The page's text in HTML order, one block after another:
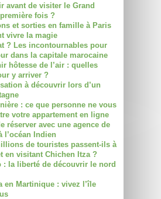
avant de visiter le Grand
fois ?
et sorties en famille à Paris
vivre la magie
? Les incontournables pour
dans la capitale marocaine
hôtesse de l’air : quelles
y arriver ?
à découvrir lors d’un
: ce que personne ne vous
votre appartement en ligne
réserver avec une agence de
l’océan Indien
de touristes passent-ils à
en visitant Chichen Itza ?
: la liberté de découvrir le nord
en Martinique : vivez l’île